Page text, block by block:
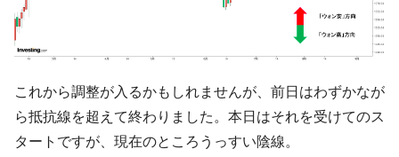
種は全般的「不調」⇒ PSIが示す現況は決して良くない。
【米韓激突案件】韓国消費者院が『クーパ
ン』1人当たり賠償10万ウォンを認定 ⇒ 総額3兆7,000億
『Money1』 韓国で猛暑。南東部では干ばつ
『Money1』
韓国型イージス搭載の次世代駆逐艦
「KDDX」1番艦、2032年竣工と公示
これから調整が入るかもしれませんが、前日はわずかなが
ら抵抗線を超えて終わりました。本日はそれを受けてのス
タートですが、現在のところうっすい陰線。